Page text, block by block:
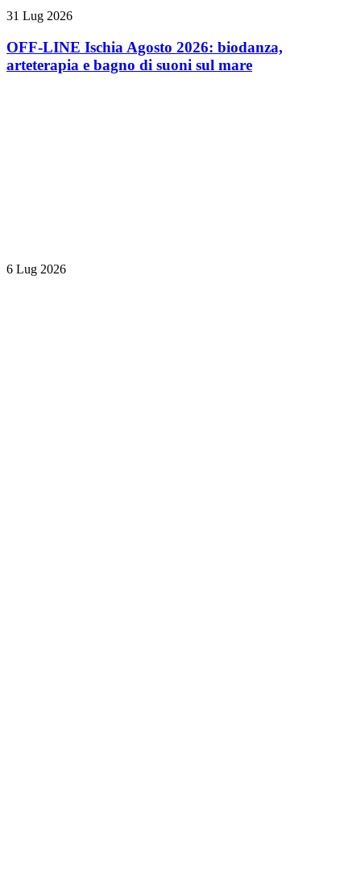
31 Lug 2026
OFF-LINE Ischia Agosto 2026: biodanza,
arteterapia e bagno di suoni sul mare
6 Lug 2026